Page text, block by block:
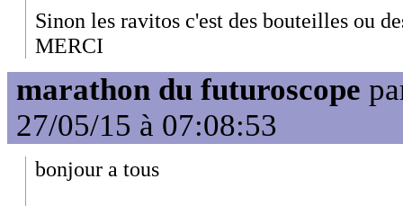
Sinon les ravitos c'est des bouteilles ou
MERCI
marathon du futuroscope
27/05/15 à 07:08:53
bonjour a tous